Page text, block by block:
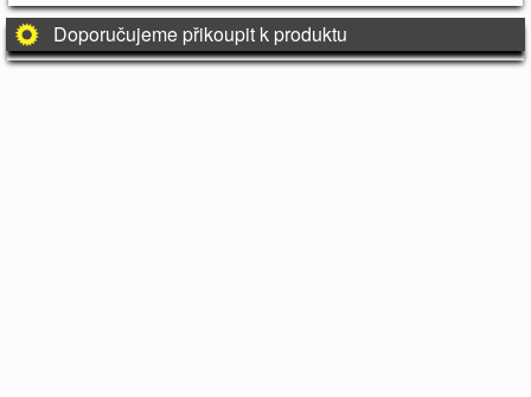
Doporučujeme přikoupit k produktu